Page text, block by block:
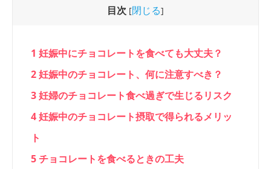
目次 [閉じる]
1 妊娠中にチョコレートを食べても大丈夫？
2妊娠中のチョコレート、何に注意すべき？
3妊婦のチョコレート食べ過ぎで生じるリスク
4妊娠中のチョコレート摂取で得られるメリッ
ト
5チョコレートを食べるときの工夫